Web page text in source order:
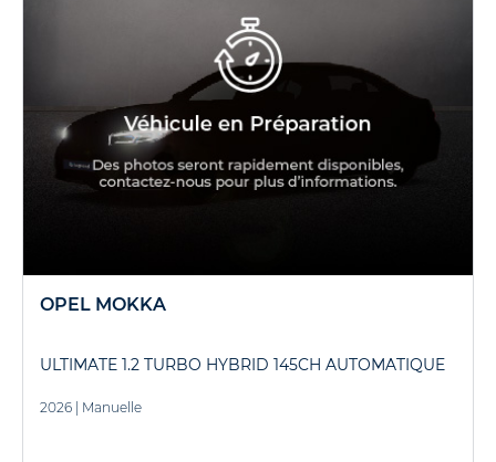
OPEL MOKKA
ULTIMATE 1.2 TURBO HYBRID 145CH AUTOMATIQUE
2026 | Manuelle